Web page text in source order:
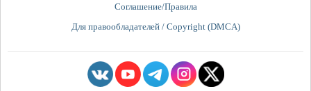
Соглашение/Правила
Для правообладателей / Copyright (DMCA)